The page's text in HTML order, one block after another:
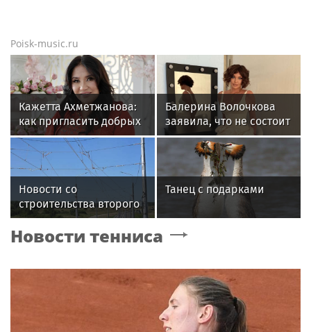
Poisk-music.ru
Кажетта Ахметжанова:
как пригласить добрых
духов в новый дом
Балерина Волочкова
заявила, что не состоит
в отношениях с
молодым журналистом
Новости со
строительства второго
этапа линии
«Славянка»
Танец с подарками
Новости тенниса